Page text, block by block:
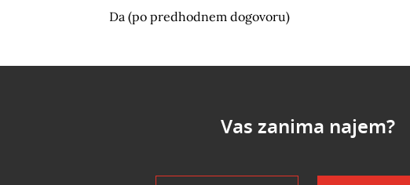
Da (po predhodnem dogovoru)
Vas zanima najem?